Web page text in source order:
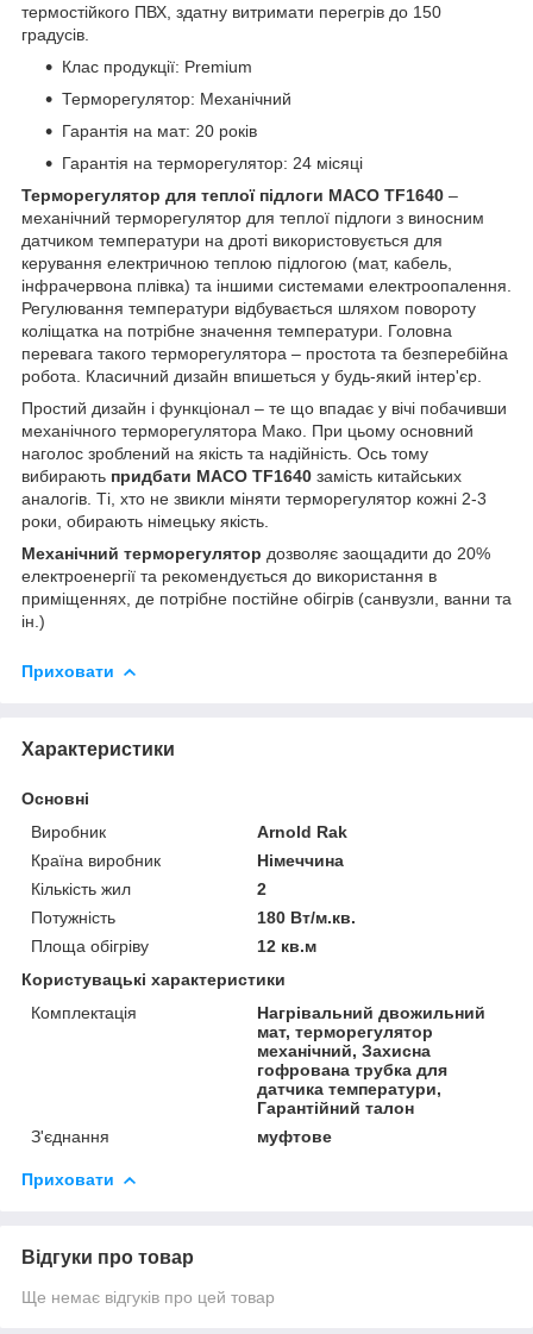
термостійкого ПВХ, здатну витримати перегрів до 150
градусів.
Клас продукції: Premium
Терморегулятор: Механічний
Гарантія на мат: 20 років
Гарантія на терморегулятор: 24 місяці
Терморегулятор для теплої підлоги MACO TF1640 –
механічний терморегулятор для теплої підлоги з виносним
датчиком температури на дроті використовується для
керування електричною теплою підлогою (мат, кабель,
інфрачервона плівка) та іншими системами електроопалення.
Регулювання температури відбувається шляхом повороту
коліщатка на потрібне значення температури. Головна
перевага такого терморегулятора – простота та безперебійна
робота. Класичний дизайн впишеться у будь-який інтер'єр.
Простий дизайн і функціонал – те що впадає у вічі побачивши
механічного терморегулятора Мако. При цьому основний
наголос зроблений на якість та надійність. Ось тому
вибирають придбати MACO TF1640 замість китайських
аналогів. Ті, хто не звикли міняти терморегулятор кожні 2-3
роки, обирають німецьку якість.
Механічний терморегулятор дозволяє заощадити до 20%
електроенергії та рекомендується до використання в
приміщеннях, де потрібне постійне обігрів (санвузли, ванни та
ін.)
Приховати
Характеристики
Основні
Виробник
Arnold Rak
Країна виробник
Німеччина
Кількість жил
2
Потужність
180 Вт/м.кв.
Площа обігріву
12 кв.м
Користувацькі характеристики
Комплектація
Нагрівальний двожильний
мат, терморегулятор
механічний, Захисна
гофрована трубка для
датчика температури,
Гарантійний талон
З'єднання
муфтове
Приховати
Відгуки про товар
Ще немає відгуків про цей товар